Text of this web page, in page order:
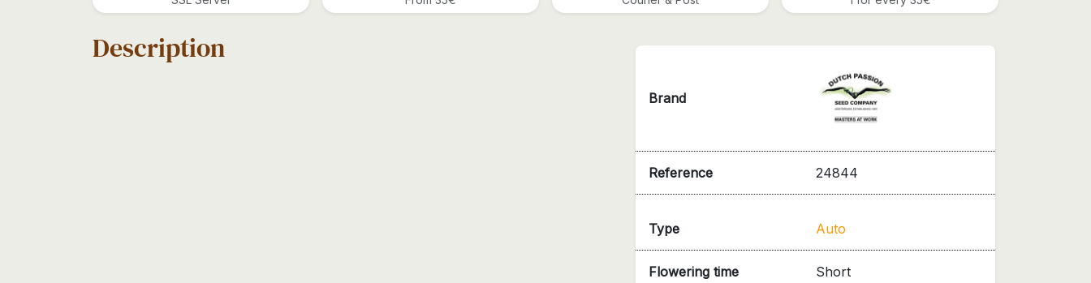
Brand
Reference 24844
Type Auto
Flowering time Short
Description